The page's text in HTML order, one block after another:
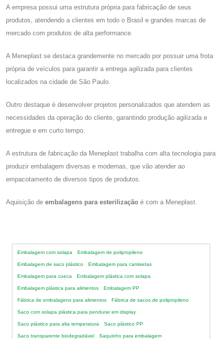
A empresa possui uma estrutura própria para fabricação de seus
produtos, atendendo a clientes em todo o Brasil e grandes marcas de
mercado com produtos de alta performance.
A Meneplast se destaca grandemente no mercado por possuir uma frota
própria de veículos para garantir a entrega agilizada para clientes
localizados na cidade de São Paulo.
Outro destaque é desenvolver projetos personalizados que atendem as
necessidades da operação do cliente, garantindo produção agilizada e
entregue e em curto tempo.
A estrutura de fabricação da Meneplast trabalha com alta tecnologia para
produzir embalagem diversas e modernas, que vão atender ao
empacotamento de diversos tipos de produtos.
Aquisição de embalagens para esterilização é com a Meneplast.
Embalagem com solapa Embalagem de polipropileno
Embalagem de saco plástico Embalagem para camisetas
Embalagem para cueca Embalagem plástica com solapa
Embalagem plástica para alimentos Embalagem PP
Fábrica de embalagens para alimentos Fábrica de sacos de polipropileno
Saco com solapa plástica para pendurar em display
Saco plástico para alta temperatura Saco plástico PP
Saco transparente biodegradável Saquinho para embalagem